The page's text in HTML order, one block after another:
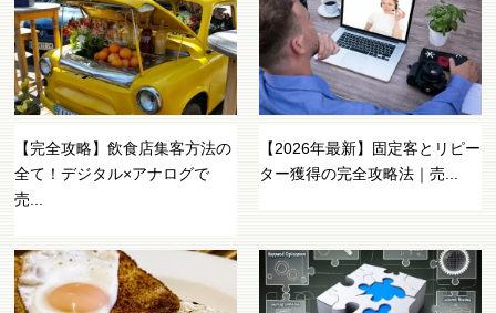
【完全攻略】飲食店集客方法の
全て！デジタル×アナログで
売...
【2026年最新】固定客とリピー
ター獲得の完全攻略法｜売...